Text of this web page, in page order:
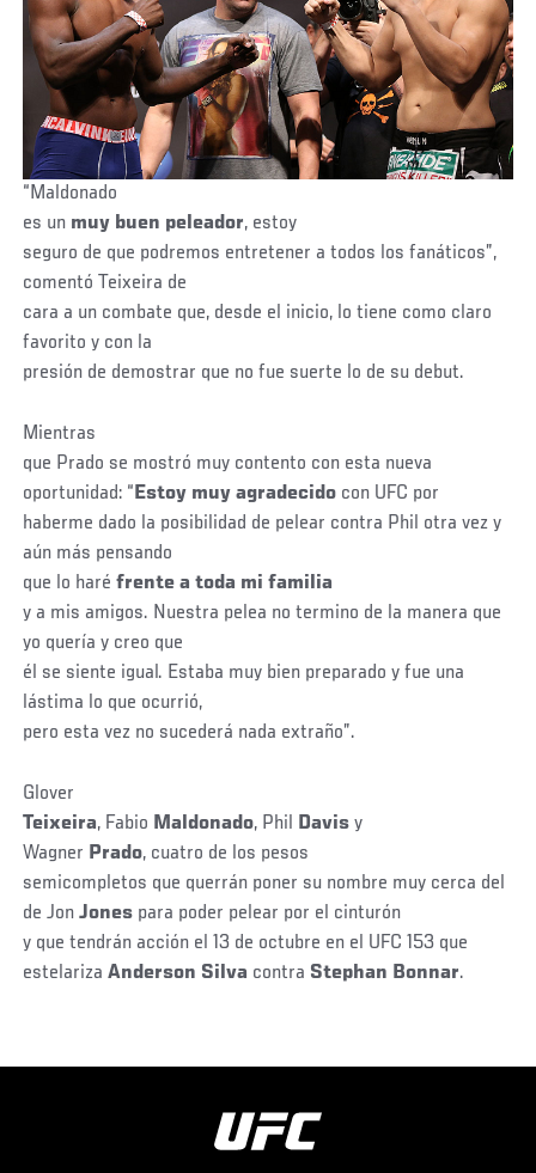
“Maldonado
es un muy buen peleador, estoy
seguro de que podremos entretener a todos los fanáticos”,
comentó Teixeira de
cara a un combate que, desde el inicio, lo tiene como claro
favorito y con la
presión de demostrar que no fue suerte lo de su debut.
Mientras
que Prado se mostró muy contento con esta nueva
oportunidad: “Estoy muy agradecido con UFC por
haberme dado la posibilidad de pelear contra Phil otra vez y
aún más pensando
que lo haréfrente a toda mi familia
y a mis amigos. Nuestra pelea no termino de la manera que
yo quería y creo que
él se siente igual. Estaba muy bien preparado y fue una
lástima lo que ocurrió,
pero esta vez no sucederá nada extraño”.
Glover
Teixeira, Fabio Maldonado, Phil Davis y
Wagner Prado, cuatro de los pesos
semicompletos que querrán poner su nombre muy cerca del
de JonJones para poder pelear por el cinturón
y que tendrán acción el 13 de octubre en el UFC 153 que
estelarizaAnderson Silva contra Stephan Bonnar.